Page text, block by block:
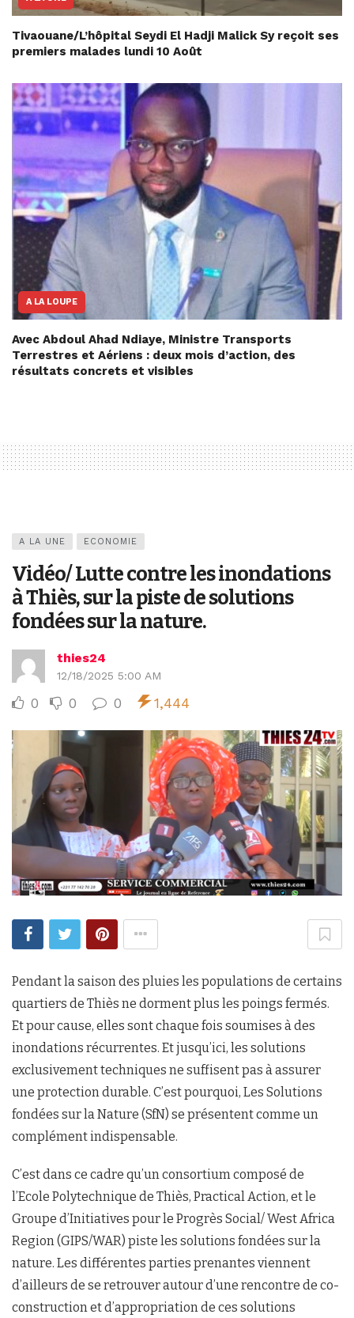
Tivaouane/L’hôpital Seydi El Hadji Malick Sy reçoit ses
premiers malades lundi 10 Août
A LA LOUPE
Avec Abdoul Ahad Ndiaye, Ministre Transports
Terrestres et Aériens : deux mois d’action, des
résultats concrets et visibles
A LA UNE ECONOMIE
Vidéo/ Lutte contre les inondations
à Thiès, sur la piste de solutions
fondées sur la nature.
thies24
12/18/2025 5:00 AM
0 0 0 1,444
Pendant la saison des pluies les populations de certains
quartiers de Thiès ne dorment plus les poings fermés.
Et pour cause, elles sont chaque fois soumises à des
inondations récurrentes. Et jusqu’ici, les solutions
exclusivement techniques ne suffisent pas à assurer
une protection durable. C’est pourquoi, Les Solutions
fondées sur la Nature (SfN) se présentent comme un
complément indispensable.
C’est dans ce cadre qu’un consortium composé de
l’Ecole Polytechnique de Thiès, Practical Action, et le
Groupe d’Initiatives pour le Progrès Social/ West Africa
Region (GIPS/WAR) piste les solutions fondées sur la
nature. Les différentes parties prenantes viennent
d’ailleurs de se retrouver autour d’une rencontre de co-
construction et d’appropriation de ces solutions